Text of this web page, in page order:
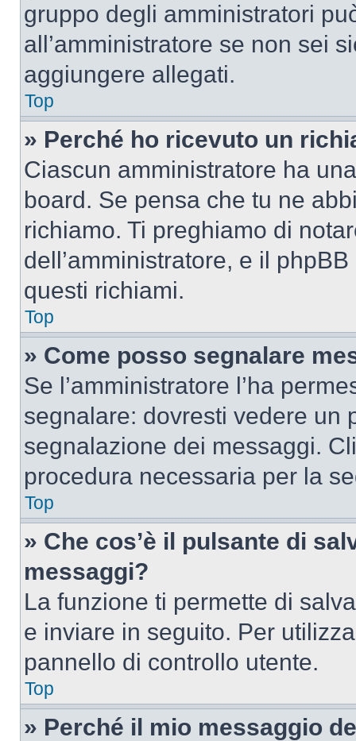
gruppo degli amministratori
all’amministratore se non sei
aggiungere allegati.
Top
» Perché ho ricevuto un
Ciascun amministratore ha
board. Se pensa che tu ne
richiamo. Ti preghiamo di
dell’amministratore, e il
questi richiami.
Top
» Come posso segnalare
Se l’amministratore l’ha
segnalare: dovresti vedere un
segnalazione dei messaggi.
procedura necessaria per la
Top
» Che cos’è il pulsante di
messaggi?
La funzione ti permette di
e inviare in seguito. Per
pannello di controllo utente.
Top
» Perché il mio messaggio